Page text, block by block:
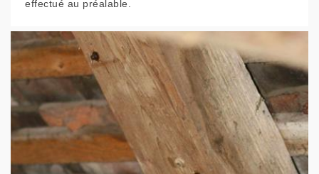
effectué au préalable.